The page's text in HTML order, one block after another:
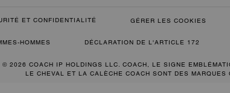
ET CONFIDENTIALITÉ GÉRER LES COOKIES
HOMMES DÉCLARATION DE L'ARTICLE 172
© 2026 COACH IP HOLDINGS LLC. COACH, LE SIGNE
LE CHEVAL ET LA CALÈCHE COACH SONT DES